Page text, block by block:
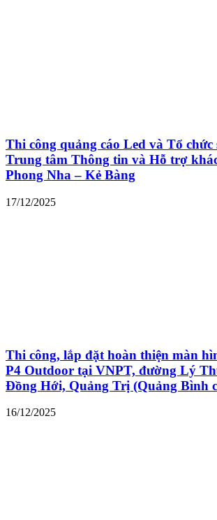
Thi công quảng cáo Led và Tổ chức
Trung tâm Thông tin và Hỗ trợ
Phong Nha – Kẻ Bàng
17/12/2025
Thi công, lắp đặt hoàn thiện màn
P4 Outdoor tại VNPT, đường Lý
Đồng Hới, Quảng Trị (Quảng Bình
16/12/2025